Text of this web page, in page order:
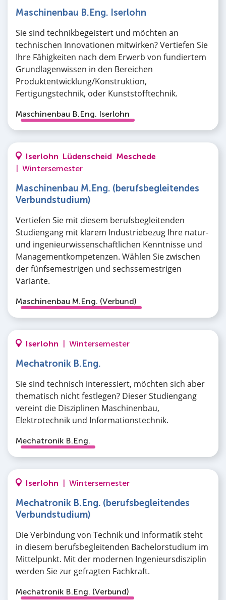
Maschinenbau B.Eng. Iserlohn
Sie sind technikbegeistert und möchten an
technischen Innovationen mitwirken? Vertiefen Sie
Ihre Fähigkeiten nach dem Erwerb von fundiertem
Grundlagenwissen in den Bereichen
Produktentwicklung/Konstruktion,
Fertigungstechnik, oder Kunststofftechnik.
Maschinenbau B.Eng. Iserlohn
Iserlohn Lüdenscheid Meschede
Wintersemester
Maschinenbau M.Eng. (berufsbegleitendes
Verbundstudium)
Vertiefen Sie mit diesem berufsbegleitenden
Studiengang mit klarem Industriebezug Ihre natur-
und ingenieurwissenschaftlichen Kenntnisse und
Managementkompetenzen. Wählen Sie zwischen
der fünfsemestrigen und sechssemestrigen
Variante.
Maschinenbau M.Eng. (Verbund)
Iserlohn Wintersemester
Mechatronik B.Eng.
Sie sind technisch interessiert, möchten sich aber
thematisch nicht festlegen? Dieser Studiengang
vereint die Disziplinen Maschinenbau,
Elektrotechnik und Informationstechnik.
Mechatronik B.Eng.
Iserlohn Wintersemester
Mechatronik B.Eng. (berufsbegleitendes
Verbundstudium)
Die Verbindung von Technik und Informatik steht
in diesem berufsbegleitenden Bachelorstudium im
Mittelpunkt. Mit der modernen Ingenieursdisziplin
werden Sie zur gefragten Fachkraft.
Mechatronik B.Eng. (Verbund)